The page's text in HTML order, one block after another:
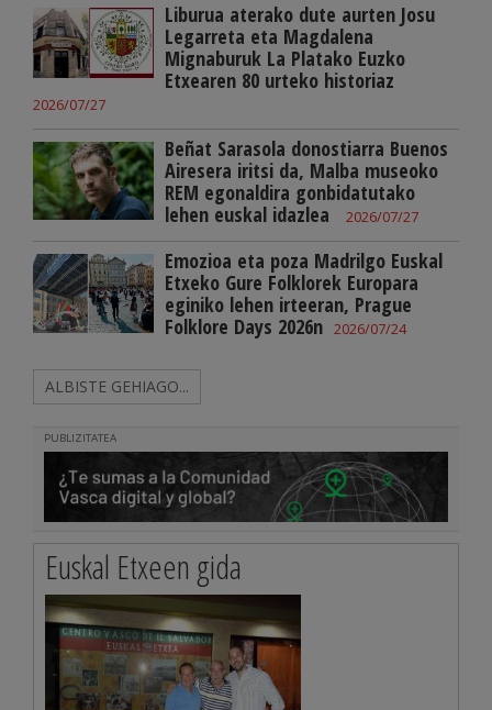
Liburua aterako dute aurten Josu
Legarreta eta Magdalena
Mignaburuk La Platako Euzko
Etxearen 80 urteko historiaz
2026/07/27
Beñat Sarasola donostiarra Buenos
Airesera iritsi da, Malba museoko
REM egonaldira gonbidatutako
lehen euskal idazlea
2026/07/27
Emozioa eta poza Madrilgo Euskal
Etxeko Gure Folklorek Europara
eginiko lehen irteeran, Prague
Folklore Days 2026n 2026/07/24
ALBISTE GEHIAGO...
PUBLIZITATEA
Euskal Etxeen gida